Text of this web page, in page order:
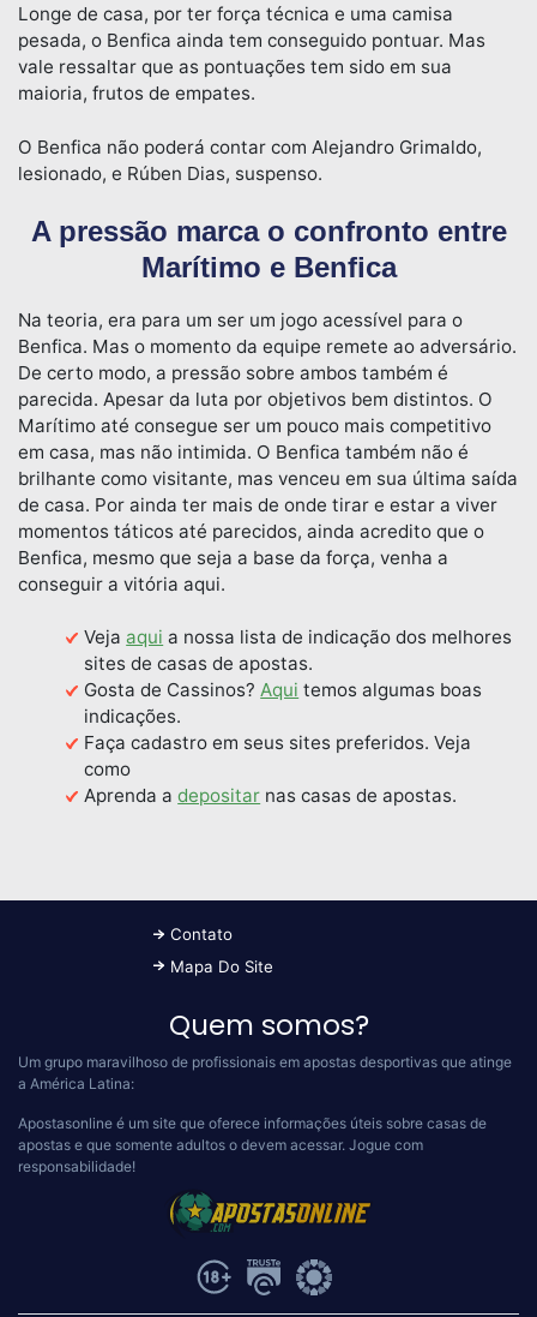
Longe de casa, por ter força técnica e uma camisa
pesada, o Benfica ainda tem conseguido pontuar. Mas
vale ressaltar que as pontuações tem sido em sua
maioria, frutos de empates.
O Benfica não poderá contar com Alejandro Grimaldo,
lesionado, e Rúben Dias, suspenso.
A pressão marca o confronto entre
Marítimo e Benfica
Na teoria, era para um ser um jogo acessível para o
Benfica. Mas o momento da equipe remete ao adversário.
De certo modo, a pressão sobre ambos também é
parecida. Apesar da luta por objetivos bem distintos. O
Marítimo até consegue ser um pouco mais competitivo
em casa, mas não intimida. O Benfica também não é
brilhante como visitante, mas venceu em sua última saída
de casa. Por ainda ter mais de onde tirar e estar a viver
momentos táticos até parecidos, ainda acredito que o
Benfica, mesmo que seja a base da força, venha a
conseguir a vitória aqui.
Vejaaqui a nossa lista de indicação dos melhores
sites de casas de apostas.
Gosta de Cassinos?Aqui temos algumas boas
indicações.
Faça cadastro em seus sites preferidos. Veja
como
Aprenda adepositar nas casas de apostas.
Contato
Mapa Do Site
Quem somos?
Um grupo maravilhoso de profissionais em apostas desportivas que atinge
a América Latina:
Apostasonline é um site que oferece informações úteis sobre casas de
apostas e que somente adultos o devem acessar. Jogue com
responsabilidade!